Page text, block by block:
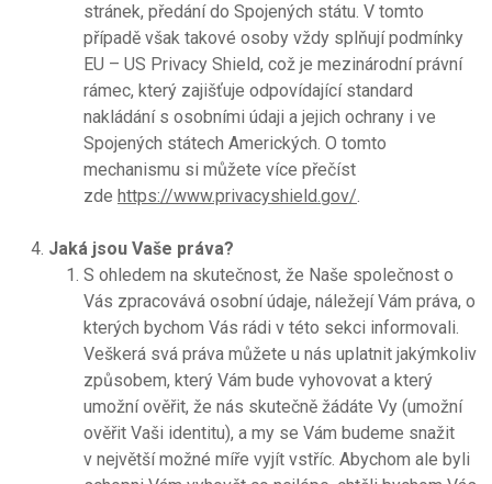
stránek, předání do Spojených státu. V tomto
případě však takové osoby vždy splňují podmínky
EU – US Privacy Shield, což je mezinárodní právní
rámec, který zajišťuje odpovídající standard
nakládání s osobními údaji a jejich ochrany i ve
Spojených státech Amerických. O tomto
mechanismu si můžete více přečíst
zde https://www.privacyshield.gov/.
Jaká jsou Vaše práva?
S ohledem na skutečnost, že Naše společnost o
Vás zpracovává osobní údaje, náležejí Vám práva, o
kterých bychom Vás rádi v této sekci informovali.
Veškerá svá práva můžete u nás uplatnit jakýmkoliv
způsobem, který Vám bude vyhovovat a který
umožní ověřit, že nás skutečně žádáte Vy (umožní
ověřit Vaši identitu), a my se Vám budeme snažit
v největší možné míře vyjít vstříc. Abychom ale byli